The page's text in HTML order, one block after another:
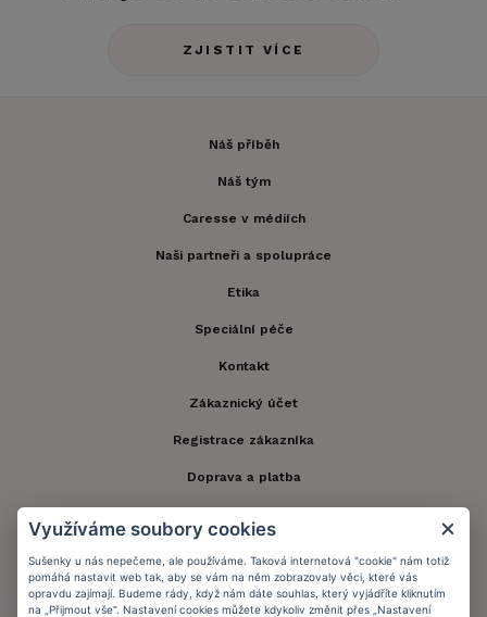
ZJISTIT VÍCE
Náš příběh
Náš tým
Caresse v médiích
Naši partneři a spolupráce
Etika
Speciální péče
Kontakt
Zákaznický účet
Registrace zákazníka
Doprava a platba
Informační memorandum
Využíváme soubory cookies
Sušenky u nás nepečeme, ale používáme. Taková internetová "cookie" nám totiž
pomáhá nastavit web tak, aby se vám na něm zobrazovaly věci, které vás
opravdu zajímají. Budeme rády, když nám dáte souhlas, který vyjádříte kliknutím
na „Přijmout vše“. Nastavení cookies můžete kdykoliv změnit přes „Nastavení